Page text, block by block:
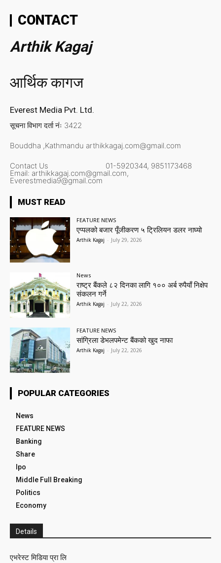
CONTACT
Arthik Kagaj
आर्थिक कागज
Everest Media Pvt. Ltd.
सूचना विभाग दर्ता नंः 3422
Bouddha ,Kathmandu arthikkagaj.com@gmail.com
Contact Us 01-5920344, 9851173468
Email: arthikkagaj.com@gmail.com,
Everestmedia9@gmail.com
MUST READ
FEATURE NEWS
एप्पलको बजार पूँजीकरण ५ ट्रिलियन डलर नाघ्यो
Arthik Kagaj - July 29, 2026
News
राष्ट्र बैंकले ८२ दिनका लागि १०० अर्ब रुपैयाँ निक्षेप
संकलन गर्ने
Arthik Kagaj - July 22, 2026
FEATURE NEWS
सांग्रिला डेभलपमेन्ट बैंकको खुद नाफा
Arthik Kagaj - July 22, 2026
POPULAR CATEGORIES
News
FEATURE NEWS
Banking
Share
Ipo
Middle Full Breaking
Politics
Economy
Details
एभरेस्ट मिडिया प्रा लि